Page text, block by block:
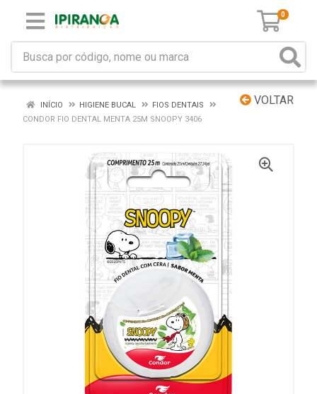
0
VOLTAR
INÍCIO HIGIENE BUCAL
FIOS DENTAIS
CONDOR FIO DENTAL MENTA 25M SNOOPY 3406